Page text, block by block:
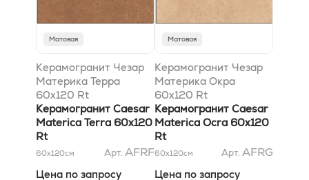
Матовая
Керамогранит Чезар
Материка Терра
60x120 Rt
Керамогранит Caesar
Materica Terra 60x120
Rt
60x120см Арт. AFRF
Цена по запросу
Матовая
Керамогранит Чезар
Материка Окра
60x120 Rt
Керамогранит Caesar
Materica Ocra 60x120
Rt
60x120см Арт. AFRG
Цена по запросу